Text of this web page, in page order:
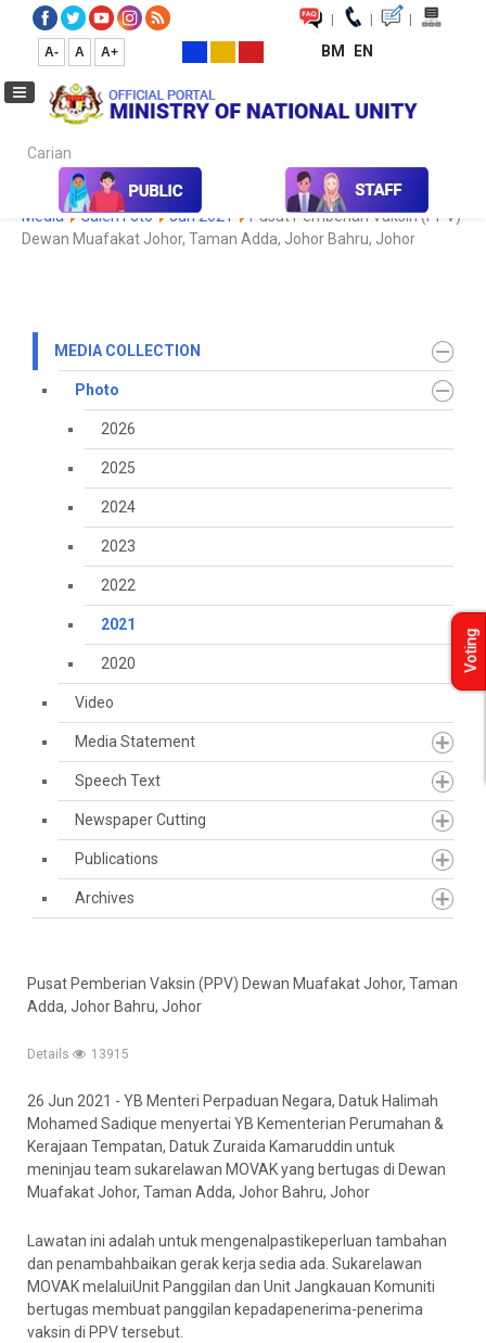
| | |
A- A A+ BM EN
Carian...
Media Media Collection Photo 2021
Koleksi
Media
Galeri Foto Jun 2021
Pusat Pemberian Vaksin (PPV)
Dewan Muafakat Johor, Taman Adda, Johor Bahru, Johor
MEDIA COLLECTION
Photo
2026
2025
2024
2023
2022
2021
2020
Video
Media Statement
Speech Text
Newspaper Cutting
Publications
Archives
Pusat Pemberian Vaksin (PPV) Dewan Muafakat Johor, Taman
Adda, Johor Bahru, Johor
Details 13915
26 Jun 2021 - YB Menteri Perpaduan Negara, Datuk Halimah
Mohamed Sadique menyertai YB Kementerian Perumahan &
Kerajaan Tempatan, Datuk Zuraida Kamaruddin untuk
meninjau team sukarelawan MOVAK yang bertugas di Dewan
Muafakat Johor, Taman Adda, Johor Bahru, Johor
Lawatan ini adalah untuk mengenalpastikeperluan tambahan
dan penambahbaikan gerak kerja sedia ada. Sukarelawan
MOVAK melaluiUnit Panggilan dan Unit Jangkauan Komuniti
bertugas membuat panggilan kepadapenerima-penerima
vaksin di PPV tersebut.
Voting